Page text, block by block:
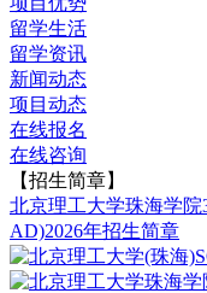
留学生活
留学资讯
新闻动态
项目动态
在线报名
在线咨询
【招生简章】
北京理工大学珠海学
AD)2026年招生简章